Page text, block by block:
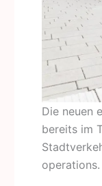
Die neuen
bereits im
operations.